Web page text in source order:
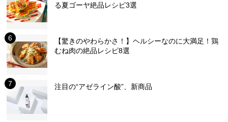
る夏ゴーヤ絶品レシピ3選
【驚きのやわらかさ！】ヘルシーなのに大満足！鶏
むね肉の絶品レシピ8選
注目の“アゼライン酸”、新商品